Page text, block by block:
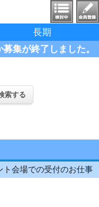
長期
集が終了しました。
索する
ト会場での受付のお仕事